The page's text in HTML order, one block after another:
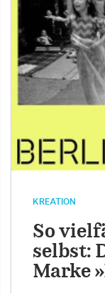
KREATION
So
selbst:
Marke